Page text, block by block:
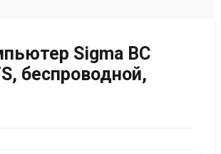
Sigma BC
беспроводной,